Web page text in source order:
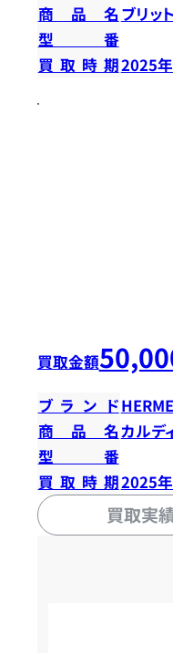
商品名 ブリッ
型番
買取時期2025
買取金額
ブランド
商品名 カルデ
型番
買取時期2025
買取実